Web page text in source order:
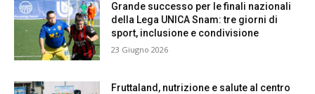
Grande successo per le finali nazionali
della Lega UNICA Snam: tre giorni di
sport, inclusione e condivisione
23 Giugno 2026
Fruttaland, nutrizione e salute al centro